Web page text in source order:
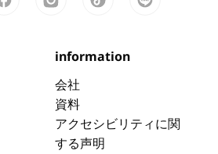
information
会社
資料
アクセシビリティに関
する声明